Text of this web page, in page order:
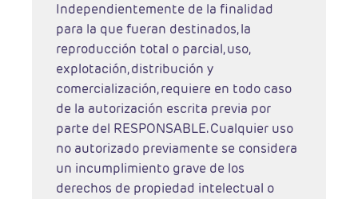
Independientemente de la finalidad
para la que fueran destinados, la
reproducción total o parcial, uso,
explotación, distribución y
comercialización, requiere en todo caso
de la autorización escrita previa por
parte del RESPONSABLE. Cualquier uso
no autorizado previamente se considera
un incumplimiento grave de los
derechos de propiedad intelectual o